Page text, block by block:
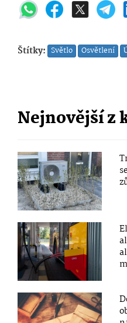
Štítky: Světlo Osvětlení
Nejnovější z